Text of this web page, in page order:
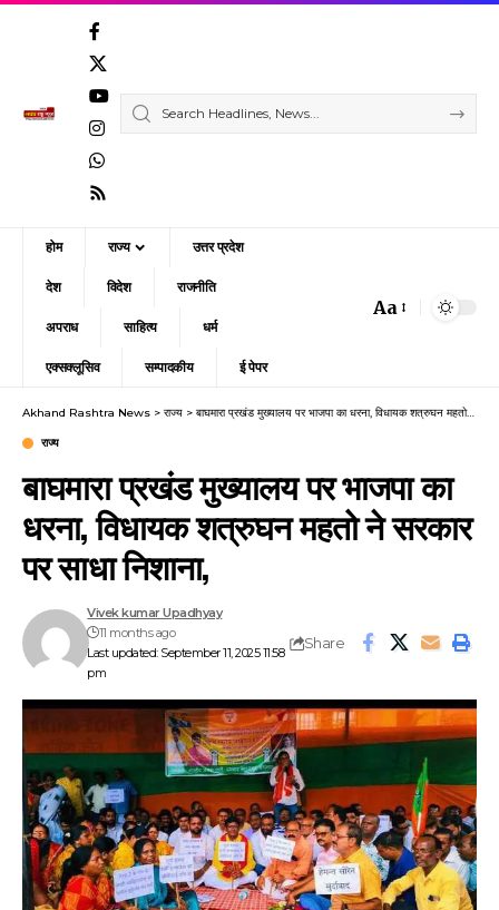
होम राज्य उत्तर प्रदेश
देश विदेश राजनीति
अपराध साहित्य धर्म
एक्सक्लूसिव सम्पादकीय ई पेपर
Font
Aa
Akhand Rashtra News > राज्य > बाघमारा प्रखंड मुख्यालय पर भाजपा का धरना, विधायक शत्रुघन महतो ने सरकार पर साधा निशाना,
राज्य
बाघमारा प्रखंड मुख्यालय पर भाजपा का
धरना, विधायक शत्रुघन महतो ने सरकार
पर साधा निशाना,
Last updated: September 11, 2025 11:58
pm
Vivek kumar Upadhyay
11 months ago
Share